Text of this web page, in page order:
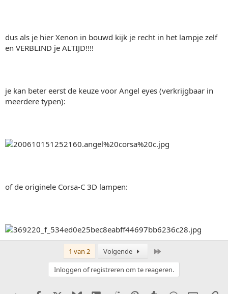
dus als je hier Xenon in bouwd kijk je recht in het lampje zelf
en VERBLIND je ALTIJD!!!!
je kan beter eerst de keuze voor Angel eyes (verkrijgbaar in
meerdere typen):
of de originele Corsa-C 3D lampen:
1 van 2 Volgende
Inloggen of registreren om te reageren.